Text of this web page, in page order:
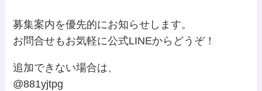
募集案内を優先的にお知らせします。
お問合せもお気軽に公式LINEからどうぞ！
追加できない場合は、
@881yjtpg